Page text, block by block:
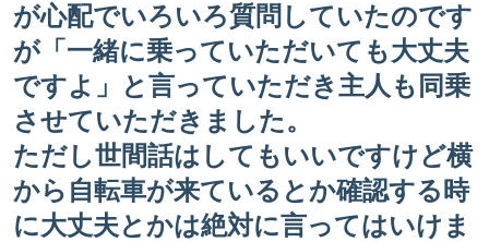
が心配でいろいろ質問していたのです
が「一緒に乗っていただいても大丈夫
ですよ」と言っていただき主人も同乗
させていただきました。
ただし世間話はしてもいいですけど横
から自転車が来ているとか確認する時
に大丈夫とかは絶対に言ってはいけま